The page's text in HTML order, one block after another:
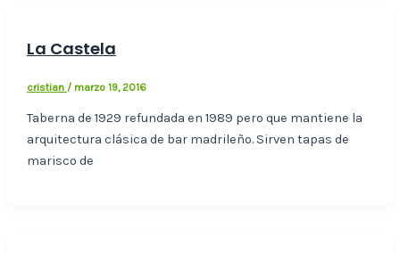
La Castela
cristian / marzo 19, 2016
Taberna de 1929 refundada en 1989 pero que mantiene la
arquitectura clásica de bar madrileño. Sirven tapas de
marisco de